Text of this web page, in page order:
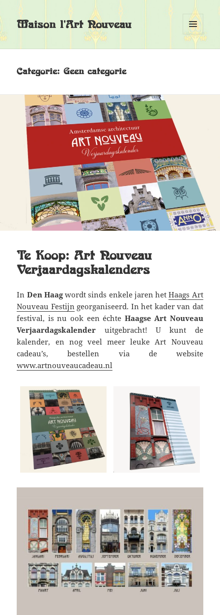
Maison l'Art Nouveau
MENU
EN
Categorie:Geen categorie
Te Koop: Art Nouveau
Verjaardagskalenders
In Den Haagwordt sinds enkele jaren hetHaags Art
Nouveau Festijn georganiseerd. In het kader van dat
festival, is nu ook een échte Haagse Art Nouveau
Verjaardagskalender uitgebracht! U kunt de
kalender, en nog veel meer leuke Art Nouveau
cadeau’s, bestellen via de website
www.artnouveaucadeau.nl